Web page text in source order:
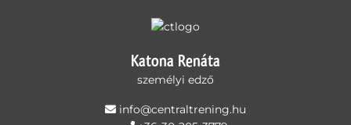
Katona Renáta
személyi edző
info@centraltrening.hu